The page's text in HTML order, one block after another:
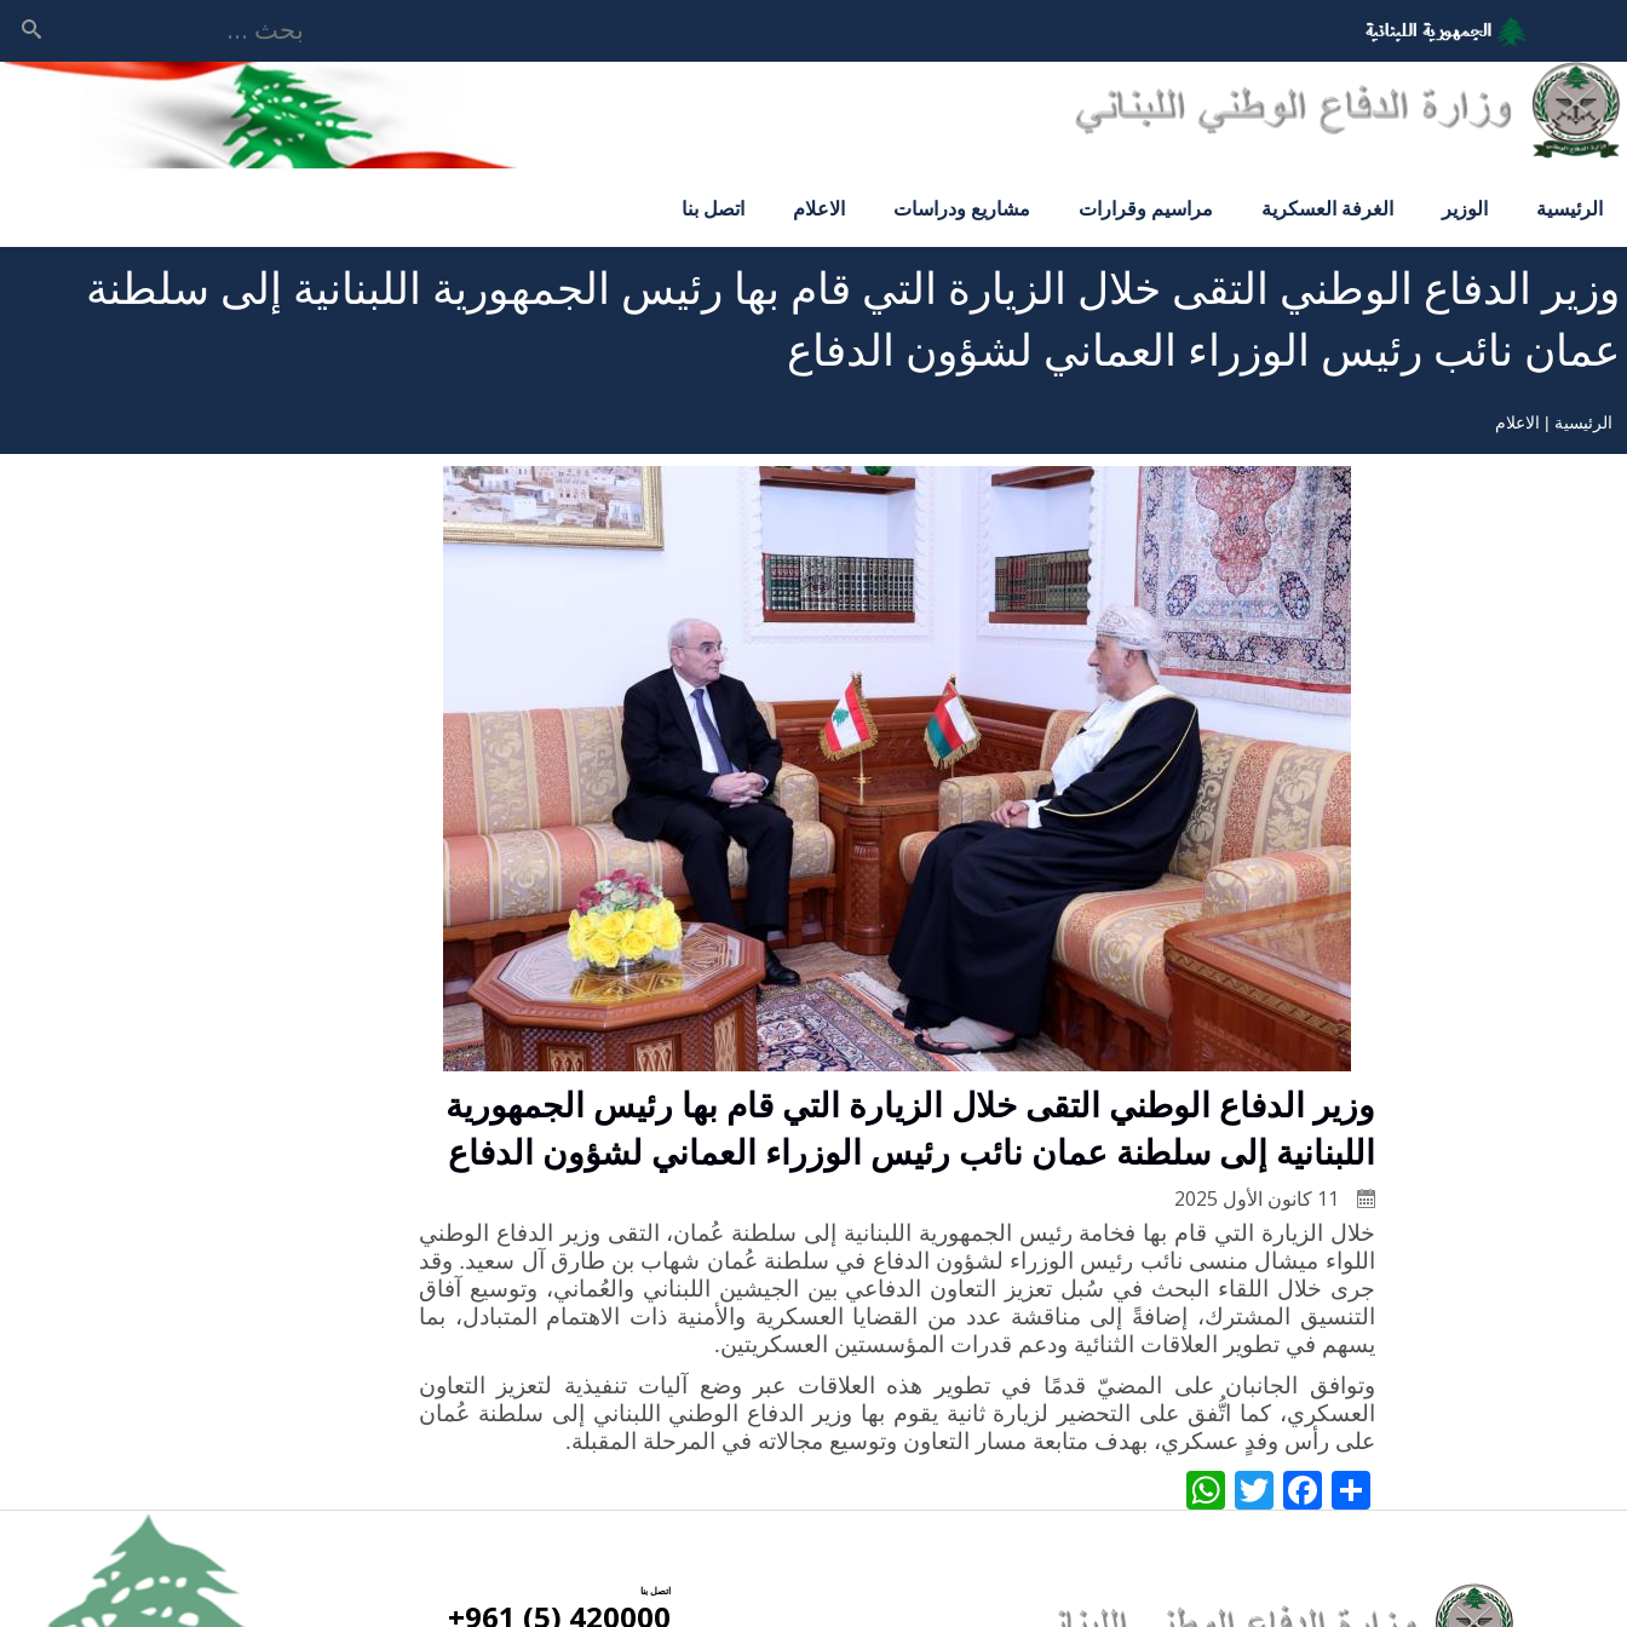
المحتوى
الرئيسي
الرئيسية الوزير الغرفة العسكرية مراسيم وقرارات مشاريع ودراسات الاعلام اتصل بنا
وزير الدفاع الوطني التقى خلال الزيارة التي قام بها رئيس الجمهورية اللبنانية إلى سلطنة
عمان نائب رئيس الوزراء العماني لشؤون الدفاع
مسار
الرئيسية الاعلام
وزير الدفاع الوطني التقى خلال الزيارة التي قام بها رئيس الجمهورية
اللبنانية إلى سلطنة عمان نائب رئيس الوزراء العماني لشؤون الدفاع
خلال الزيارة التي قام بها فخامة رئيس الجمهورية اللبنانية إلى سلطنة عُمان، التقى وزير الدفاع الوطني
اللواء ميشال منسى نائب رئيس الوزراء لشؤون الدفاع في سلطنة عُمان شهاب بن طارق آل سعيد. وقد
جرى خلال اللقاء البحث في سُبل تعزيز التعاون الدفاعي بين الجيشين اللبناني والعُماني، وتوسيع آفاق
التنسيق المشترك، إضافةً إلى مناقشة عدد من القضايا العسكرية والأمنية ذات الاهتمام المتبادل، بما
يسهم في تطوير العلاقات الثنائية ودعم قدرات المؤسستين العسكريتين.
وتوافق الجانبان على المضيّ قدمًا في تطوير هذه العلاقات عبر وضع آليات تنفيذية لتعزيز التعاون
العسكري، كما اتُّفق على التحضير لزيارة ثانية يقوم بها وزير الدفاع الوطني اللبناني إلى سلطنة عُمان
على رأس وفدٍ عسكري، بهدف متابعة مسار التعاون وتوسيع مجالاته في المرحلة المقبلة.
Share
Facebook
Twitter
اتصل بنا
420000 (5) 961+